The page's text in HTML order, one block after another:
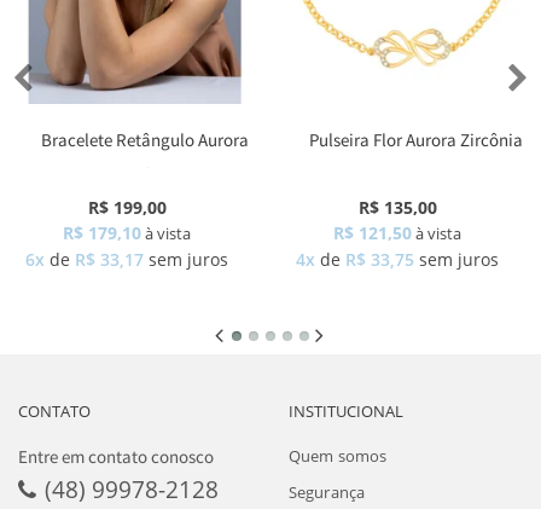
Bracelete Retângulo Aurora
R$ 199,00
R$ 179,10à vista
6x de R$ 33,17 sem juros
Pulseira Flor Aurora Zircônia
R$ 135,00
R$ 121,50à vista
4x de R$ 33,75 sem juros
CONTATO
Entre em contato conosco
(48) 99978-2128
INSTITUCIONAL
Quem somos
Segurança